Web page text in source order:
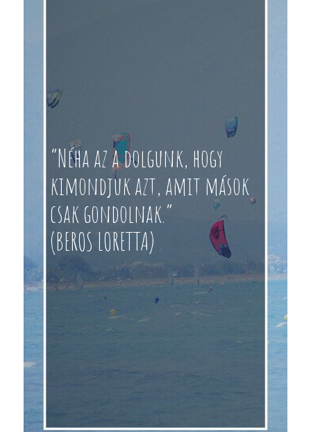
“Néha az a dolgunk, hogy
kimondjuk azt, amit mások
csak gondolnak.”
(BEROS LORETTA)